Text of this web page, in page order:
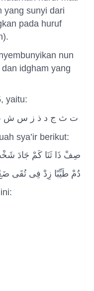
yang sunyi dari
pada huruf
nun
idgham yang
yaitu:
ت ث ج د ذ ز س
sya’ir berikut:
صِفْ ذَا ثَنَا كَمْ جَادَ
دُمْ طَيِّبًا زِدْ فِى تُقَى